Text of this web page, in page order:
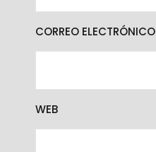
CORREO ELECTRÓNICO
WEB